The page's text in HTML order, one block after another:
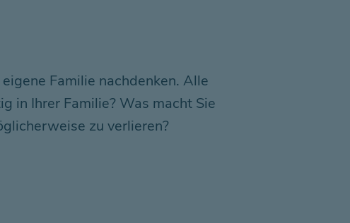
Familie nachdenken. Alle
in Ihrer Familie? Was macht Sie
zu verlieren?